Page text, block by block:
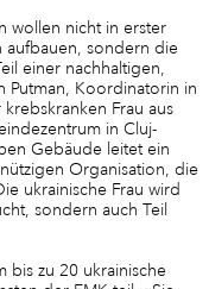
wollen nicht in erster
aufbauen, sondern die
einer nachhaltigen,
Putman, Koordinatorin in
Frau aus
in Cluj-
Gebäude leitet ein
Organisation, die
ukrainische Frau wird
sondern auch Teil
bis zu 20 ukrainische